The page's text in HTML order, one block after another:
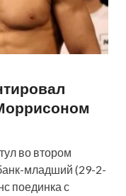
во втором
младший (29-2-
поединка с